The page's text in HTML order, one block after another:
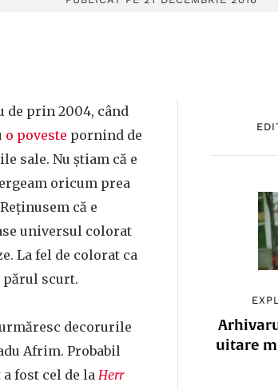
uitare
de prin 2004, când
o poveste pornind de
sale. Nu știam că e
oricum prea
că e
universul colorat
La fel de colorat ca
scurt.
decorurile
Afrim. Probabil
fost cel de la Herr